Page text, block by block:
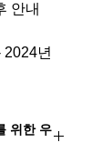
안내
년
위한 우